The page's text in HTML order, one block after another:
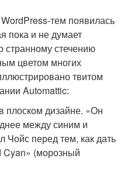
тем появилась
пока и не думает
странному стечению
цветом многих
твитом
Automattic:
плоском дизайне. «Он
между синим и
перед тем, как дать
Cyan» (морозный